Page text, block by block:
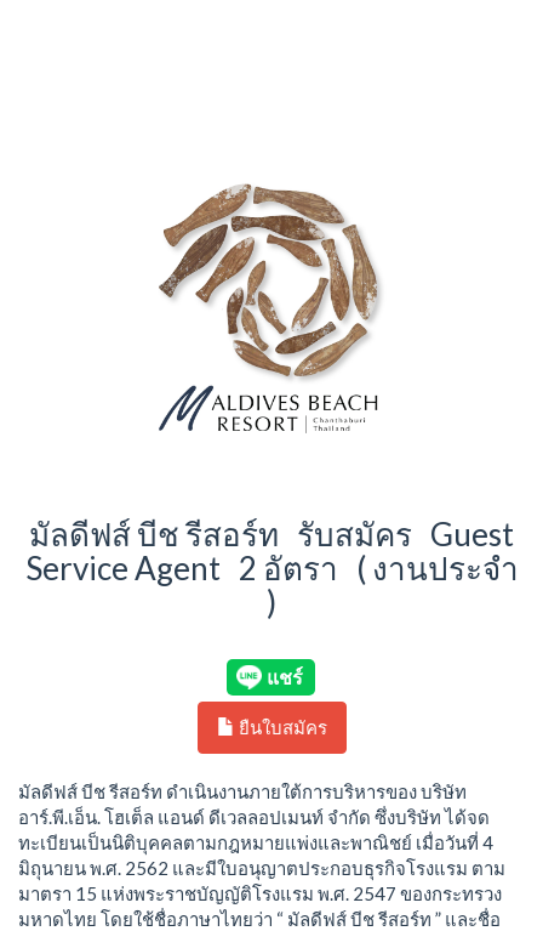
มัลดีฟส์ บีช รีสอร์ท รับสมัคร Guest
Service Agent 2 อัตรา ( งานประจำ
)
ยืนใบสมัคร
มัลดีฟส์ บีช รีสอร์ท ดำเนินงานภายใต้การบริหารของ บริษัท
อาร์.พี.เอ็น. โฮเต็ล แอนด์ ดีเวลลอปเมนท์ จำกัด ซึ่งบริษัท ได้จด
ทะเบียนเป็นนิติบุคคลตามกฎหมายแพ่งและพาณิชย์ เมื่อวันที่ 4
มิถุนายน พ.ศ. 2562 และมีใบอนุญาตประกอบธุรกิจโรงแรม ตาม
มาตรา 15 แห่งพระราชบัญญัติโรงแรม พ.ศ. 2547 ของกระทรวง
มหาดไทย โดยใช้ชื่อภาษาไทยว่า “ มัลดีฟส์ บีช รีสอร์ท ” และชื่อ